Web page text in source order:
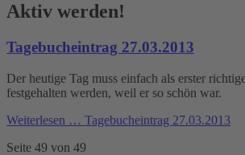
Aktiv werden!
Tagebucheintrag 27.03.2013
Der heutige Tag muss einfach als erster
festgehalten werden, weil er so schön war.
Weiterlesen … Tagebucheintrag 27.03.2013
Seite 49 von 49